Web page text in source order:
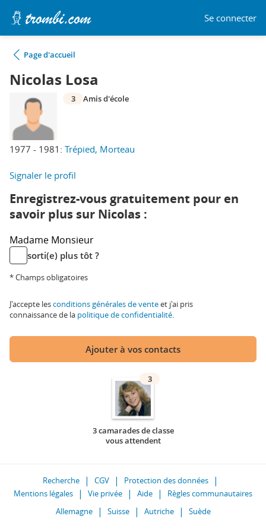
Se connecter
Page d'accueil
Nicolas Losa
1977 - 1981: Trépied, Morteau
3 Amis d'école
Signaler le profil
Enregistrez-vous gratuitement pour en
savoir plus sur Nicolas :
Madame Monsieur
sorti(e) plus tôt ?
* Champs obligatoires
J'accepte lesconditions générales de venteet j'ai pris
connaissance de la politique de confidentialité.
Ajouter à vos contacts
3
3 camarades de classe
vous attendent
Recherche CGV
Protection des données
Mentions légales
Vie privée Aide
Règles communautaires
Allemagne
Suisse Autriche Suède